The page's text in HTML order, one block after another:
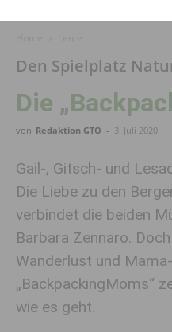
Den Spielplatz
Die
von Redaktion GTO - 3. Juli 2020
Gail-, Gitsch- und
Die Liebe zu den
verbindet die beiden
Barbara Zennaro.
Wanderlust und
„BackpackingMoms“
wie es geht.